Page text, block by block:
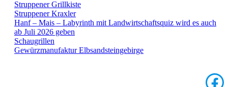
Struppener Grillkiste
Struppener Kraxler
Hanf – Mais – Labyrinth mit Landwirtschaftsquiz wird es auch
ab Juli 2026 geben
Schaugrillen
Gewürzmanufaktur Elbsandsteingebirge